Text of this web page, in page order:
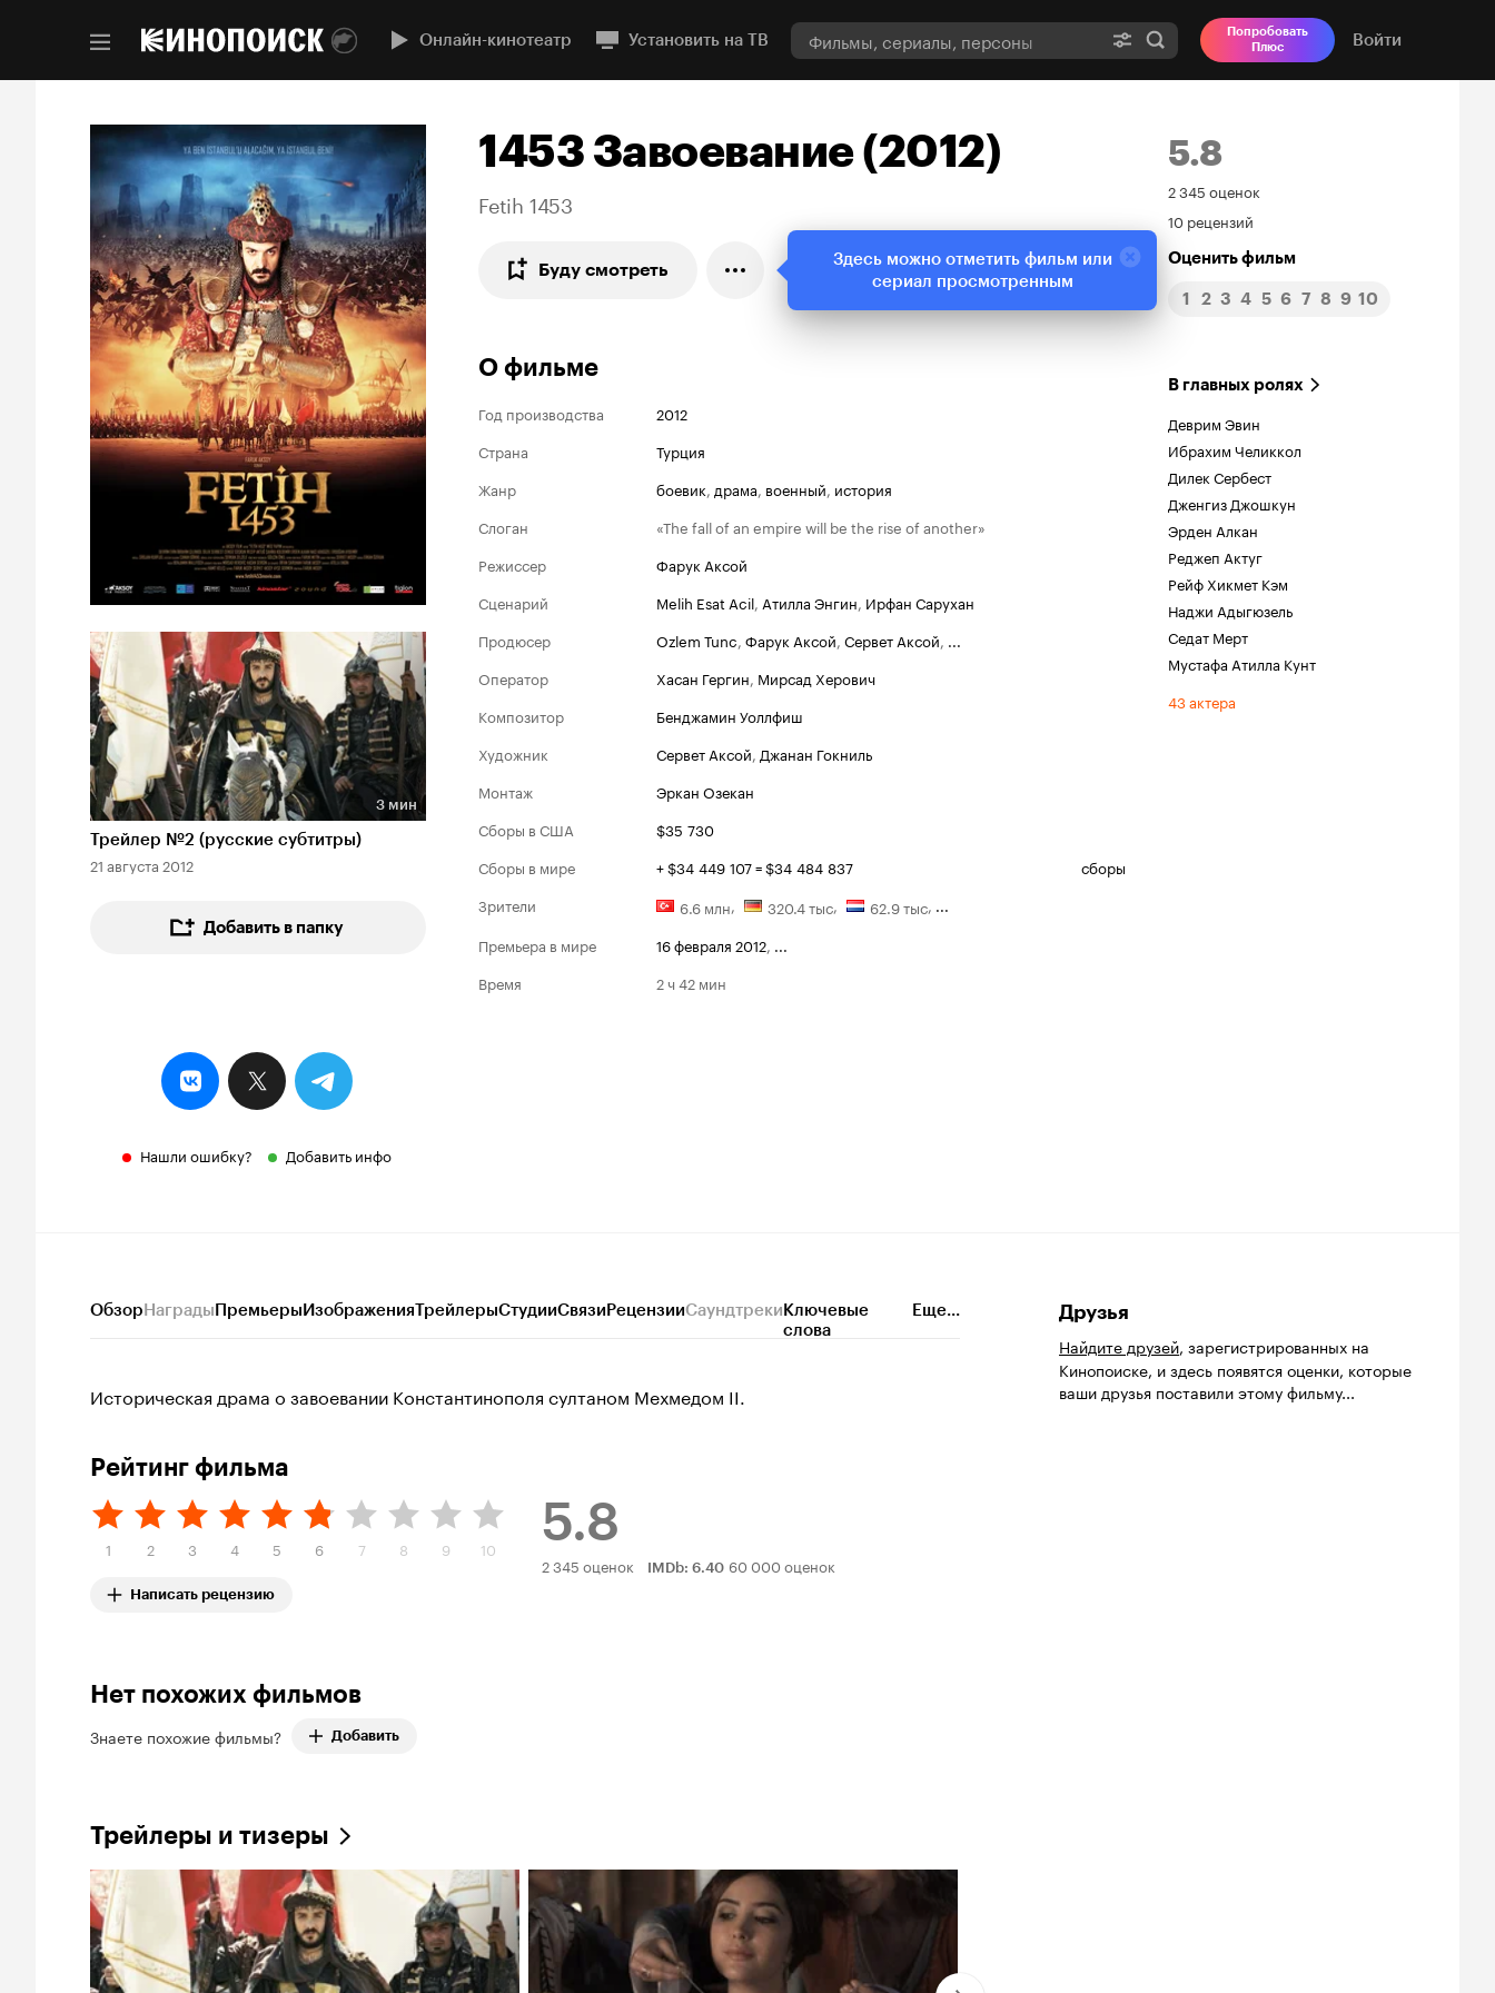
Онлайн-кинотеатр Установить на ТВ
Попробовать
Плюс
Войти
Длительность 3 мин
3 мин
Трейлер №2 (русские субтитры)
21 августа 2012
Добавить в папку
Нашли ошибку? Добавить инфо
1453 Завоевание (2012)
Fetih 1453
Буду смотреть
5.8
Рейтинг
Кинопоиска
5.8
2 345 оценок
10 рецензий
Оценить фильм
1 2 3 4 5 6 7 8 9 10
О фильме
Год производства
2012
Страна
Турция
Жанр
боевик, драма, военный, история
Слоган
«The fall of an empire will be the rise of another»
Режиссер
Фарук Аксой
Сценарий
Melih Esat Acil, Атилла Энгин, Ирфан Сарухан
Продюсер
Ozlem Tunc, Фарук Аксой, Сервет Аксой, ...
Оператор
Хасан Гергин, Мирсад Херович
Композитор
Бенджамин Уоллфиш
Художник
Сервет Аксой, Джанан Гокниль
Монтаж
Эркан Озекан
Сборы в США
$35 730
Сборы в мире
+ $34 449 107 = $34 484 837
сборы
Зрители
6.6 млн, 320.4 тыс, 62.9 тыс, ...
Премьера в мире
16 февраля 2012
Время
2 ч 42 мин
В главных ролях
Деврим Эвин
Ибрахим Челиккол
Дилек Сербест
Дженгиз Джошкун
Эрден Алкан
Реджеп Актуг
Рейф Хикмет Кэм
Наджи Адыгюзель
Седат Мерт
Мустафа Атилла Кунт
43 актера
ОбзорНаградыПремьерыИзображенияТрейлерыСтудииСвязиРецензииСаундтрекиКлючевые
слова
Еще...
Историческая драма о завоевании Константинополя султаном Мехмедом II.
Рейтинг фильма
1 2 3 4 5 6 7 8 9 10
Написать рецензию
5.8
Рейтинг
2 345 оценок IMDb: 6.40 60 000 оценок
Нет похожих фильмов
Знаете похожие фильмы? Добавить
Трейлеры и тизеры
Друзья
Найдите друзей, зарегистрированных на
Кинопоиске, и здесь появятся оценки, которые
ваши друзья поставили этому фильму...
Здесь можно отметить фильм или
сериал просмотренным